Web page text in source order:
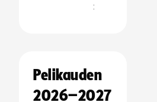
:
Pelikauden
2026–2027